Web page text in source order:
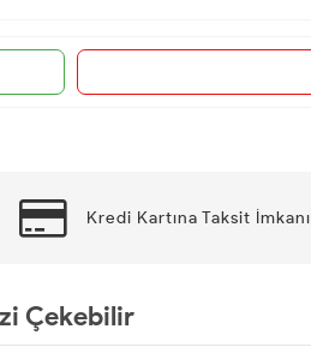
Kredi Kartına Taksit İmkanı
Çekebilir